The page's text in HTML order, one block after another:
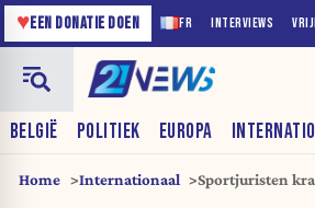
FR INTERVIEWS
♥EEN DONATIE DOEN
BELGIË POLITIEK EUROPA
Home Internationaal
Sportjuristen